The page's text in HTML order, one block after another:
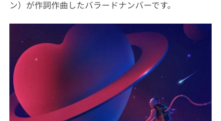
ン）が作詞作曲したバラードナンバーです。